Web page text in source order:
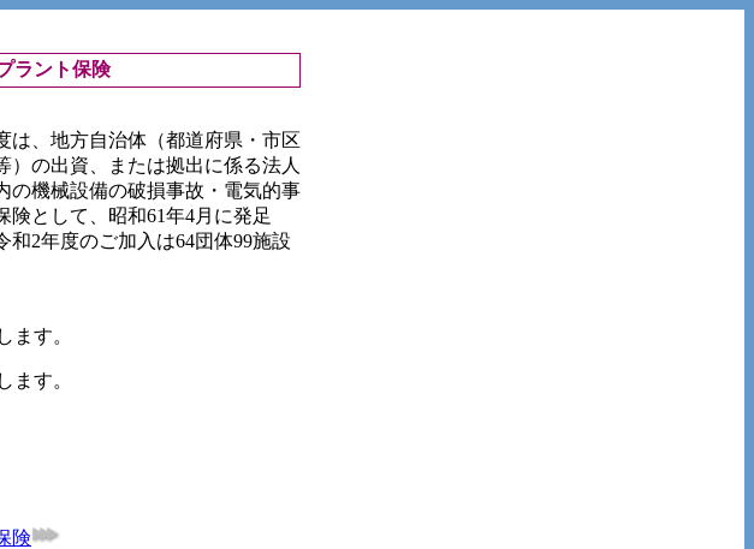
ラント保険
、地方自治体（都道府県・市区
の出資、または拠出に係る法人
の機械設備の破損事故・電気的事
として、昭和61年4月に発足
和2年度のご加入は64団体99施設
ます。
ます。
険